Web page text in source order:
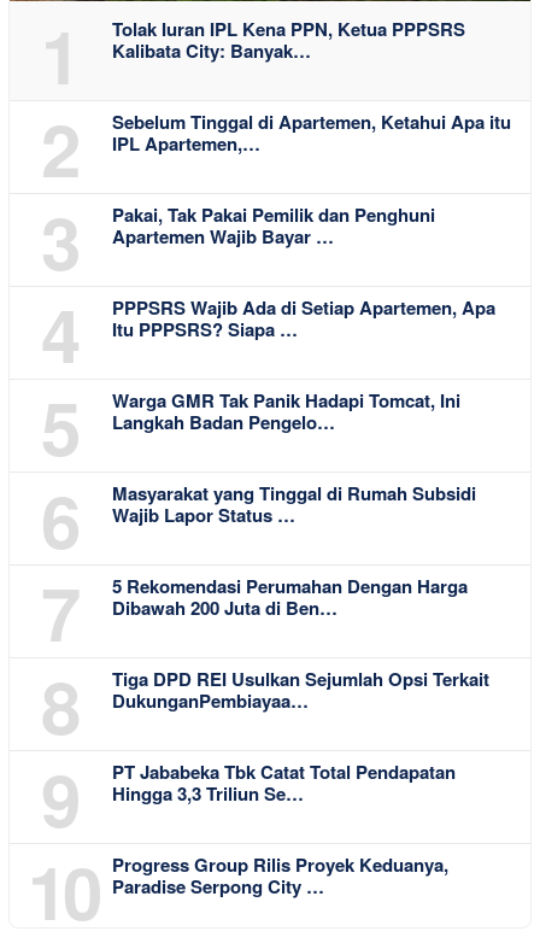
1
Tolak Iuran IPL Kena PPN, Ketua PPPSRS
Kalibata City: Banyak…
2
Sebelum Tinggal di Apartemen, Ketahui Apa itu
IPL Apartemen,…
3
Pakai, Tak Pakai Pemilik dan Penghuni
Apartemen Wajib Bayar …
4
PPPSRS Wajib Ada di Setiap Apartemen, Apa
Itu PPPSRS? Siapa …
5
Warga GMR Tak Panik Hadapi Tomcat, Ini
Langkah Badan Pengelo…
6
Masyarakat yang Tinggal di Rumah Subsidi
Wajib Lapor Status …
7
5 Rekomendasi Perumahan Dengan Harga
Dibawah 200 Juta di Ben…
8
Tiga DPD REI Usulkan Sejumlah Opsi Terkait
DukunganPembiayaa…
9
PT Jababeka Tbk Catat Total Pendapatan
Hingga 3,3 Triliun Se…
10
Progress Group Rilis Proyek Keduanya,
Paradise Serpong City …